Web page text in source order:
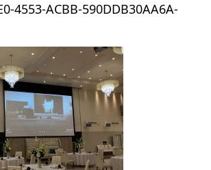
4553-ACBB-590DDB30AA6A-